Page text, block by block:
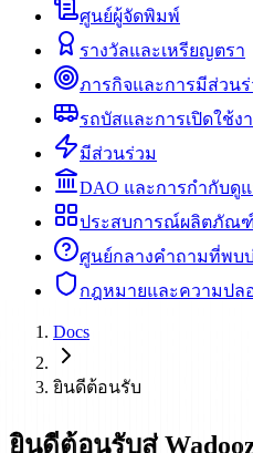
ศูนย์ผู้จัดพิมพ์
รางวัลและเหรียญตรา
ภารกิจและการมีส่วนร่
รถบัสและการเปิดใช้ง
มีส่วนร่วม
DAO และการกำกับดู
ประสบการณ์ผลิตภัณฑ์
ศูนย์กลางคำถามที่พบ
กฎหมายและความปล
Docs
ยินดีต้อนรับ
ยินดีต้อนรับสู่